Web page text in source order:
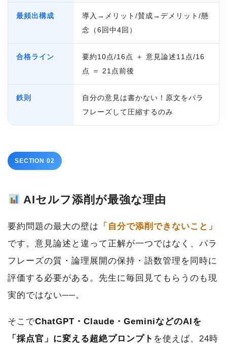
最頻出構成
導入→メリット/賛成→デメリット/懸
念（6回中4回）
合格ライン
要約10点/16点 ＋ 意見論述11点/16
点 ＝ 21点前後
鉄則
自分の意見は書かない！原文をパラ
フレーズして圧縮するのみ
SECTION 02
AIセルフ添削が最強な理由
要約問題の最大の壁は
「自分で添削できないこと」
です。意見論述と違って正解が一つではなく、パラ
フレーズの質・論理展開の保持・語数管理を同時に
評価する必要がある。先生に毎回見てもらうのも現
実的ではない──。
そこでChatGPT・Claude・GeminiなどのAIを
「採点官」に変える超絶プロンプト を使えば、24時